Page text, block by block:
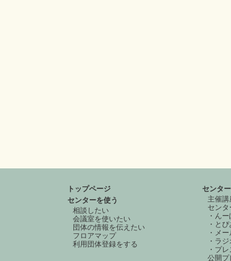
トップページ
センターを使う
相談したい
会議室を使いたい
団体の情報を伝えたい
フロアマップ
利用団体登録をする
センタ
主催
センタ
・ん
・と
・メ
・ラジ
・プ
公開プ